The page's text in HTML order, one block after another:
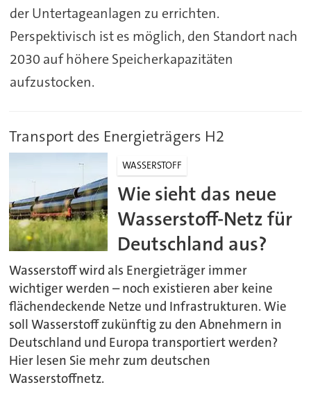
der Untertageanlagen zu errichten.
Perspektivisch ist es möglich, den Standort nach
2030 auf höhere Speicherkapazitäten
aufzustocken.
Transport des Energieträgers H2
WASSERSTOFF
Wie sieht das neue
Wasserstoff-Netz für
Deutschland aus?
Wasserstoff wird als Energieträger immer
wichtiger werden – noch existieren aber keine
flächendeckende Netze und Infrastrukturen. Wie
soll Wasserstoff zukünftig zu den Abnehmern in
Deutschland und Europa transportiert werden?
Hier lesen Sie mehr zum deutschen
Wasserstoffnetz.